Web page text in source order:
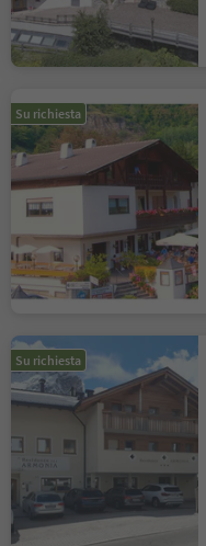
Su richiesta
Su richiesta